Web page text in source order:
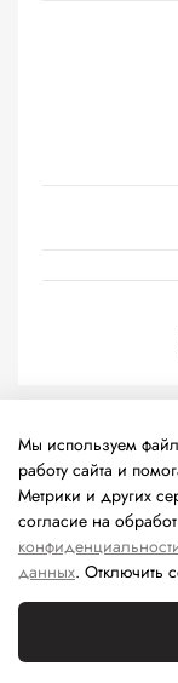
технологии
информации на
сведений,
«Интернет»,
Федерации).
Мы используем
работу сайта и
Метрики и других
согласие на
данных. Отключить